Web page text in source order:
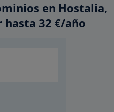
en Hostalia,
32 €/año